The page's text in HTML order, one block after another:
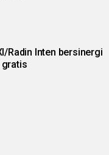
Radin Inten bersinergi
gratis